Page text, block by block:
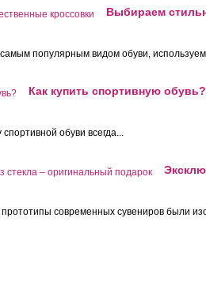
Выбираем
самым популярным видом обуви,
Как купить спортивную обувь?
обуви всегда...
современных сувениров были